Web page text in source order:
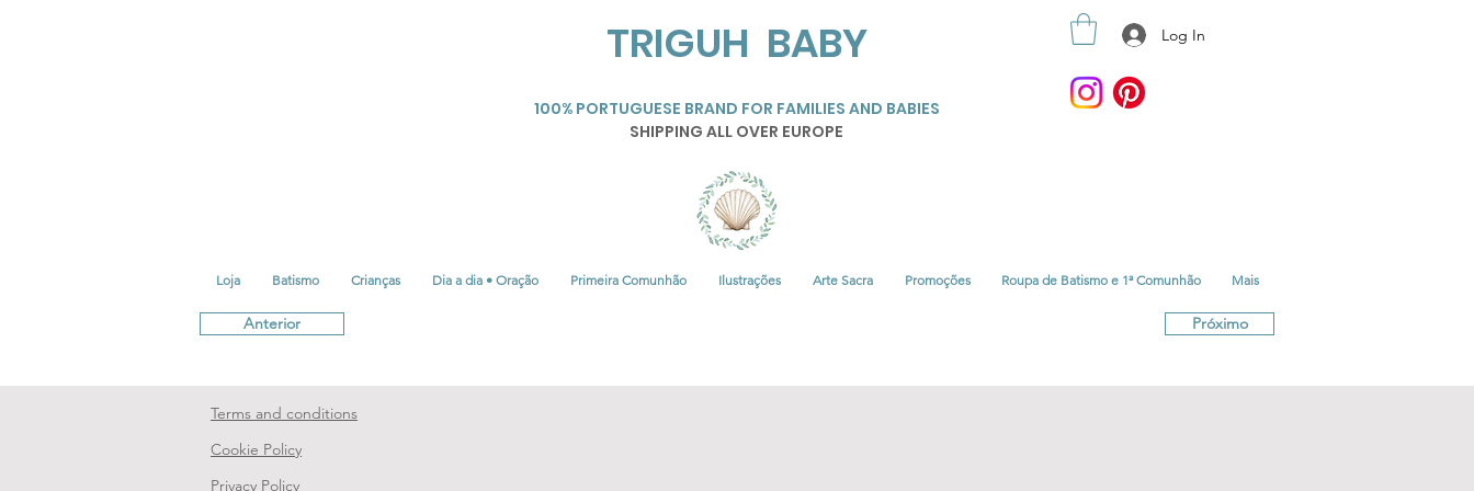
TRIGUH BABY
100% PORTUGUESE BRAND FOR FAMILIES AND BABIES
SHIPPING ALL OVER EUROPE
Log In
Loja Batismo Crianças Dia a dia • Oração Primeira Comunhão Ilustrações Arte Sacra Promoções Roupa de Batismo e 1ª Comunhão Mais
Anterior Próximo
Terms and conditions
Cookie Policy
Privacy Policy